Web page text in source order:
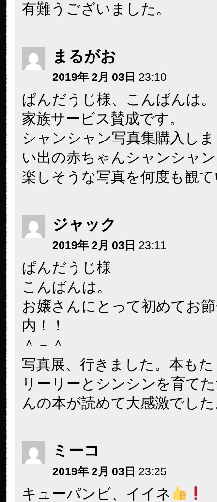
有難うございました。
まるがお
2019年 2月 03日 23:10
ぱんだうじ様、こんばんは。
家族サービス賛成です。
シャンシャン写真集購入し
い出の赤ちゃんシャンシャ
楽しそうな写真を何度も観
ジャック
2019年 2月 03日 23:11
ぱんだうじ様
こんばんは。
お嬢さんにとって初めてお
内！！
＾－＾
写真展、行きました。本も
リーリーとシンシンを育て
んの本が読めて大感激でし
ミーコ
2019年 2月 03日 23:25
キューパンビ、イイネ